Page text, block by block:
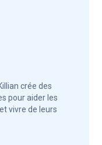
crée des
pour aider les
vivre de leurs